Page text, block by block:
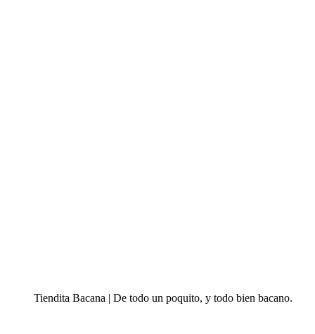
Tiendita Bacana | De todo un poquito, y todo bien bacano.